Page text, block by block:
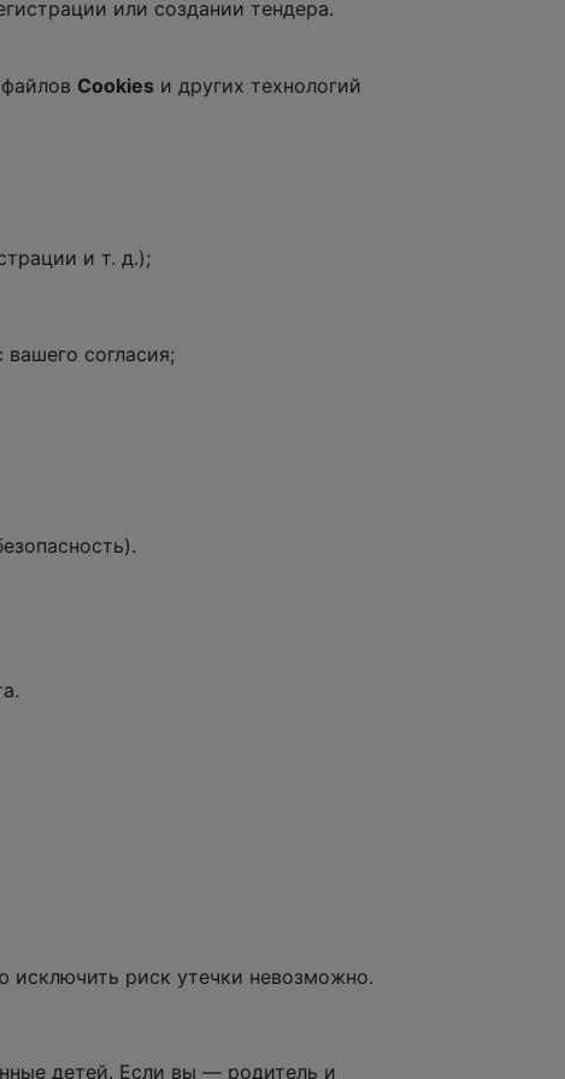
или создании тендера.
Cookies и других технологий
и т. д.);
согласия;
риск утечки невозможно.
детей. Если вы — родитель и